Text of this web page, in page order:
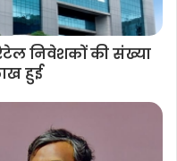
निवेशकों की संख्या
हुई